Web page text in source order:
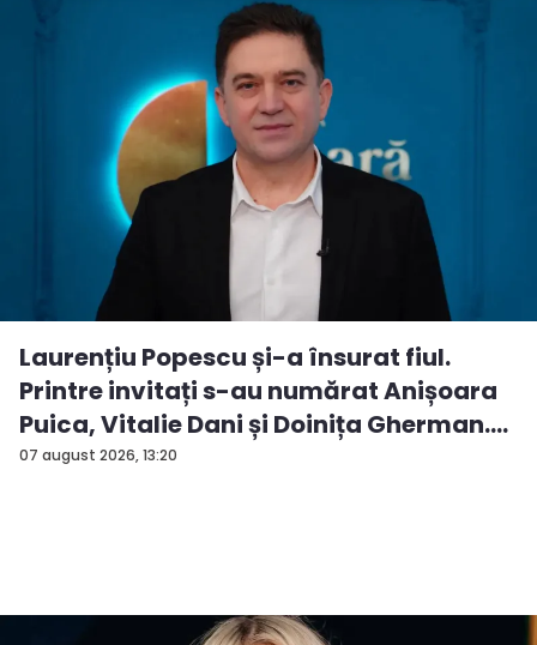
07 august 2026, 13:20
Laurențiu Popescu și-a însurat fiul.
Printre invitați s-au numărat Anișoara
Puica, Vitalie Dani și Doinița Gherman.
P...